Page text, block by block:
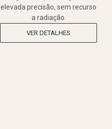
elevada precisão, sem recurso
a radiação.
VER DETALHES